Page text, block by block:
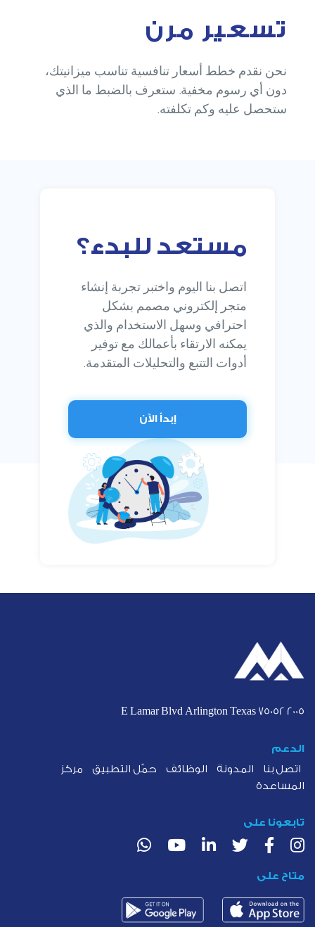
تسعير مرن
نحن نقدم خطط أسعار تنافسية تناسب ميزانيتك،
دون أي رسوم مخفية. ستعرف بالضبط ما الذي
ستحصل عليه وكم تكلفته.
مستعد للبدء؟
اتصل بنا اليوم واختبر تجربة إنشاء
متجر إلكتروني مصمم بشكل
احترافي وسهل الاستخدام والذي
يمكنه الارتقاء بأعمالك مع توفير
أدوات التتبع والتحليلات المتقدمة.
إبدأ الآن
2005 E Lamar Blvd Arlington Texas 75052
الدعم
اتصل بنا
المدونة الوظائف حمّل التطبيق
مركز
المساعدة
تابعونا على
متاح على